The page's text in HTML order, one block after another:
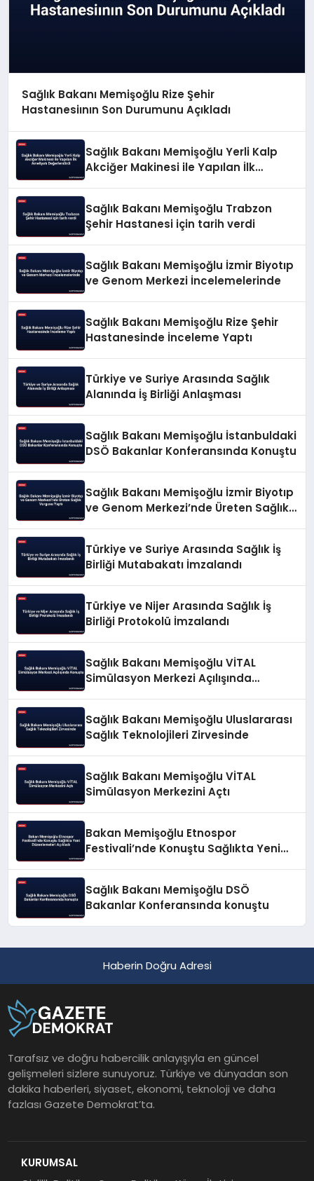
Sağlık Bakanı Memişoğlu Rize Şehir
Hastanesiının Son Durumunu Açıkladı
Sağlık Bakanı Memişoğlu Yerli Kalp
Akciğer Makinesi ile Yapılan İlk
Sağlık Bakanı Memişoğlu Trabzon
Şehir Hastanesi için tarih verdi
Sağlık Bakanı Memişoğlu İzmir Biyotıp
ve Genom Merkezi İncelemelerinde
Sağlık Bakanı Memişoğlu Rize Şehir
Hastanesinde İnceleme Yaptı
Türkiye ve Suriye Arasında Sağlık
Alanında İş Birliği Anlaşması
Sağlık Bakanı Memişoğlu İstanbuldaki
DSÖ Bakanlar Konferansında Konuştu
Sağlık Bakanı Memişoğlu İzmir Biyotıp
ve Genom Merkezi’nde Üreten Sağlık
Türkiye ve Suriye Arasında Sağlık İş
Birliği Mutabakatı İmzalandı
Türkiye ve Nijer Arasında Sağlık İş
Birliği Protokolü İmzalandı
Sağlık Bakanı Memişoğlu VİTAL
Simülasyon Merkezi Açılışında
Sağlık Bakanı Memişoğlu Uluslararası
Sağlık Teknolojileri Zirvesinde
Sağlık Bakanı Memişoğlu VİTAL
Simülasyon Merkezini Açtı
Bakan Memişoğlu Etnospor
Festivali’nde Konuştu Sağlıkta Yeni
Sağlık Bakanı Memişoğlu DSÖ
Bakanlar Konferansında konuştu
Haberin Doğru Adresi
Tarafsız ve doğru habercilik anlayışıyla en güncel
gelişmeleri sizlere sunuyoruz. Türkiye ve dünyadan son
dakika haberleri, siyaset, ekonomi, teknoloji ve daha
fazlası Gazete Demokrat’ta.
KURUMSAL